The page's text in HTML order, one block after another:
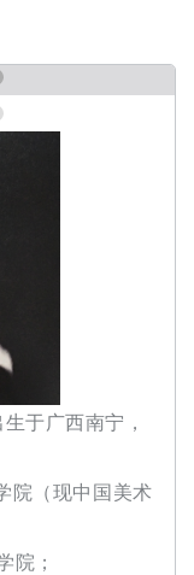
于广西南宁，
院（现中国美术
院；